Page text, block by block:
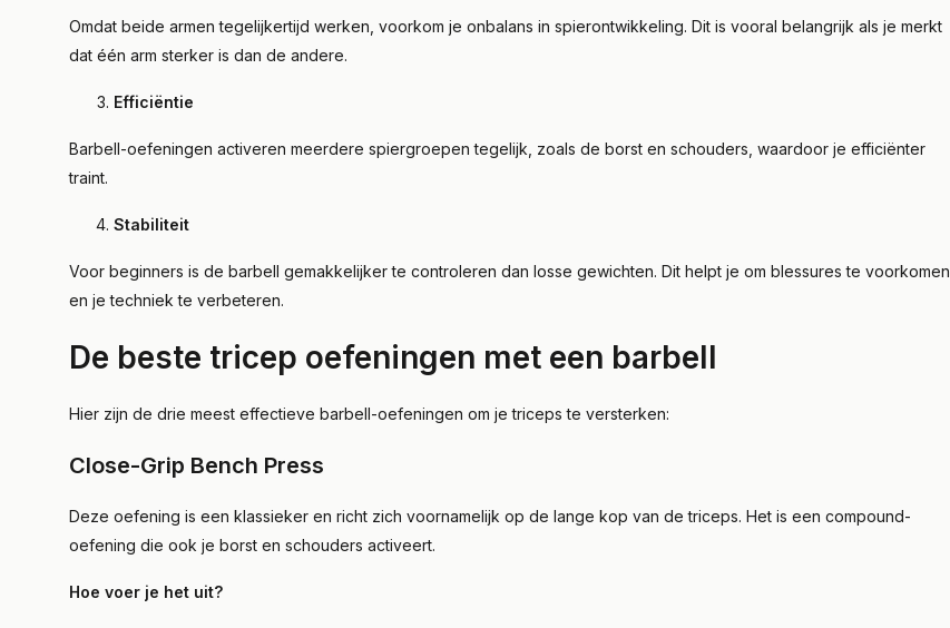
Omdat beide armen tegelijkertijd werken, voorkom je onbalans in spierontwikkeling. Dit is vooral belangrijk als je merkt
dat één arm sterker is dan de andere.
Efficiëntie
Barbell-oefeningen activeren meerdere spiergroepen tegelijk, zoals de borst en schouders, waardoor je efficiënter
traint.
Stabiliteit
Voor beginners is de barbell gemakkelijker te controleren dan losse gewichten. Dit helpt je om blessures te voorkomen
en je techniek te verbeteren.
De beste tricep oefeningen met een barbell
Hier zijn de drie meest effectieve barbell-oefeningen om je triceps te versterken:
Close-Grip Bench Press
Deze oefening is een klassieker en richt zich voornamelijk op de lange kop van de triceps. Het is een compound-
oefening die ook je borst en schouders activeert.
Hoe voer je het uit?